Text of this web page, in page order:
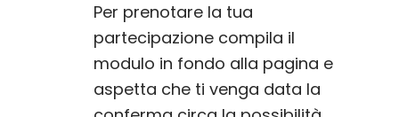
Per prenotare la tua
partecipazione compila il
modulo in fondo alla pagina e
aspetta che ti venga data la